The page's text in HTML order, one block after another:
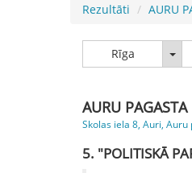
Rezultāti AURU
Rīga Rīga
AURU PAGASTA
Skolas iela 8, Auri, Auru
5. "POLITISKĀ